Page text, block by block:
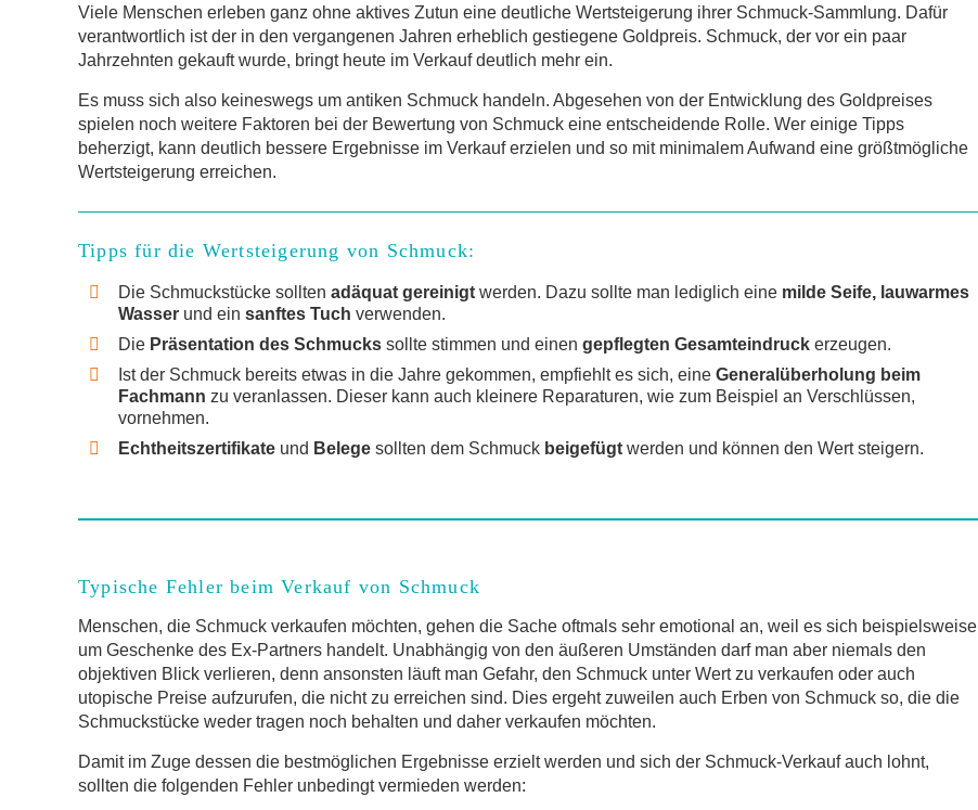
Viele Menschen erleben ganz ohne aktives Zutun eine deutliche Wertsteigerung ihrer Schmuck-Sammlung. Dafür
verantwortlich ist der in den vergangenen Jahren erheblich gestiegene Goldpreis. Schmuck, der vor ein paar
Jahrzehnten gekauft wurde, bringt heute im Verkauf deutlich mehr ein.
Es muss sich also keineswegs um antiken Schmuck handeln. Abgesehen von der Entwicklung des Goldpreises
spielen noch weitere Faktoren bei der Bewertung von Schmuck eine entscheidende Rolle. Wer einige Tipps
beherzigt, kann deutlich bessere Ergebnisse im Verkauf erzielen und so mit minimalem Aufwand eine größtmögliche
Wertsteigerung erreichen.
Tipps für die Wertsteigerung von Schmuck:
Die Schmuckstücke sollten adäquat gereinigt werden. Dazu sollte man lediglich eine milde Seife, lauwarmes
Wasser und ein sanftes Tuch verwenden.
Die Präsentation des Schmucks sollte stimmen und einen gepflegten Gesamteindruck erzeugen.
Ist der Schmuck bereits etwas in die Jahre gekommen, empfiehlt es sich, eine Generalüberholung beim
Fachmann zu veranlassen. Dieser kann auch kleinere Reparaturen, wie zum Beispiel an Verschlüssen,
vornehmen.
Echtheitszertifikate und Belege sollten dem Schmuck beigefügt werden und können den Wert steigern.
Typische Fehler beim Verkauf von Schmuck
Menschen, die Schmuck verkaufen möchten, gehen die Sache oftmals sehr emotional an, weil es sich beispielsweise
um Geschenke des Ex-Partners handelt. Unabhängig von den äußeren Umständen darf man aber niemals den
objektiven Blick verlieren, denn ansonsten läuft man Gefahr, den Schmuck unter Wert zu verkaufen oder auch
utopische Preise aufzurufen, die nicht zu erreichen sind. Dies ergeht zuweilen auch Erben von Schmuck so, die die
Schmuckstücke weder tragen noch behalten und daher verkaufen möchten.
Damit im Zuge dessen die bestmöglichen Ergebnisse erzielt werden und sich der Schmuck-Verkauf auch lohnt,
sollten die folgenden Fehler unbedingt vermieden werden: